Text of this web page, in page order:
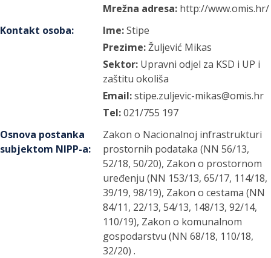
Mrežna adresa: http://www.omis.hr/
Kontakt osoba: Ime:Stipe
Prezime:Žuljević Mikas
Sektor: Upravni odjel za KSD i UP i
zaštitu okoliša
Email:stipe.zuljevic-mikas@omis.hr
Tel:021/755 197
Osnova postanka
subjektom NIPP-a:
Zakon o Nacionalnoj infrastrukturi
prostornih podataka (NN 56/13,
52/18, 50/20), Zakon o prostornom
uređenju (NN 153/13, 65/17, 114/18,
39/19, 98/19), Zakon o cestama (NN
84/11, 22/13, 54/13, 148/13, 92/14,
110/19), Zakon o komunalnom
gospodarstvu (NN 68/18, 110/18,
32/20) .